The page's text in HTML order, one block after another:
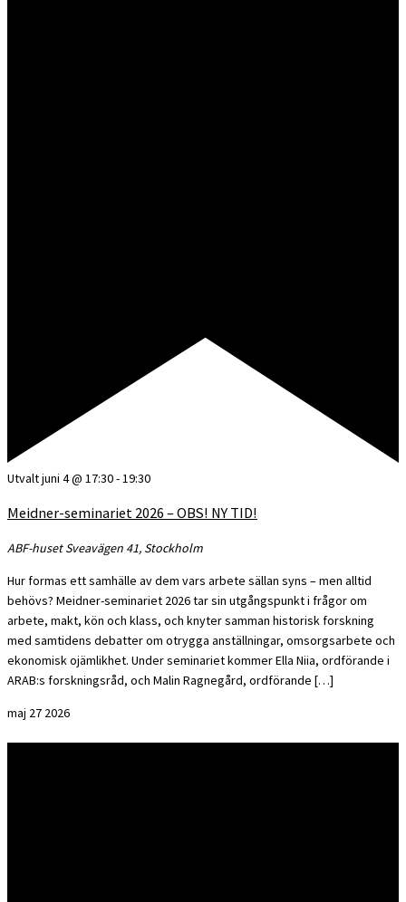
Utvaltjuni 4 @ 17:30-19:30
Meidner-seminariet 2026 – OBS! NY TID!
ABF-husetSveavägen 41, Stockholm
Hur formas ett samhälle av dem vars arbete sällan syns – men alltid
behövs? Meidner-seminariet 2026 tar sin utgångspunkt i frågor om
arbete, makt, kön och klass, och knyter samman historisk forskning
med samtidens debatter om otrygga anställningar, omsorgsarbete och
ekonomisk ojämlikhet. Under seminariet kommer Ella Niia, ordförande i
ARAB:s forskningsråd, och Malin Ragnegård, ordförande […]
maj 27 2026